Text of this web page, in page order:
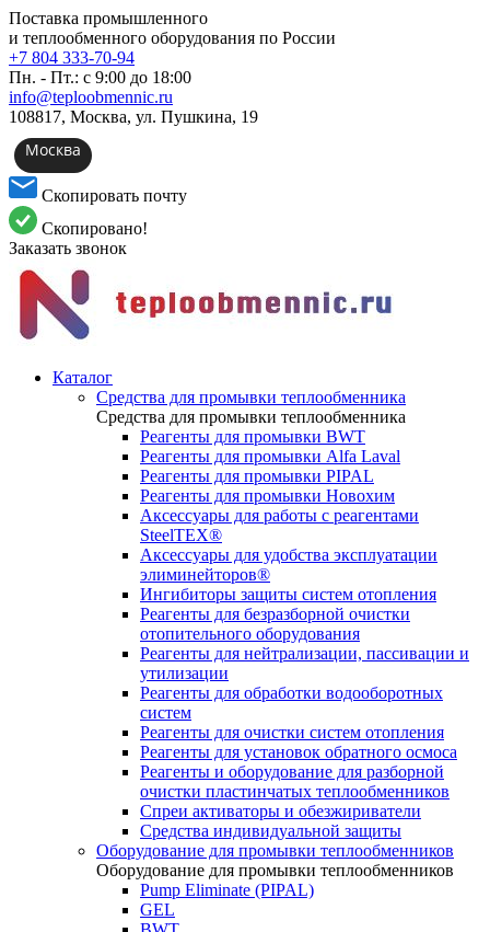
Поставка промышленного
и теплообменного оборудования по России
+7 804 333-70-94
Пн. - Пт.: с 9:00 до 18:00
info@teploobmennic.ru
108817, Москва, ул. Пушкина, 19
Москва
Скопировать почту
Скопировано!
Заказать звонок
Каталог
Средства для промывки теплообменника
Средства для промывки теплообменника
Реагенты для промывки BWT
Реагенты для промывки Alfa Laval
Реагенты для промывки PIPAL
Реагенты для промывки Новохим
Аксессуары для работы с реагентами
SteelTEX®
Аксессуары для удобства эксплуатации
элиминейторов®
Ингибиторы защиты систем отопления
Реагенты для безразборной очистки
отопительного оборудования
Реагенты для нейтрализации, пассивации и
утилизации
Реагенты для обработки водооборотных
систем
Реагенты для очистки систем отопления
Реагенты для установок обратного осмоса
Реагенты и оборудование для разборной
очистки пластинчатых теплообменников
Спреи активаторы и обезжириватели
Средства индивидуальной защиты
Оборудование для промывки теплообменников
Оборудование для промывки теплообменников
Pump Eliminate (PIPAL)
GEL